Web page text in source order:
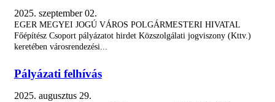
Városunk erejét azok az emberek adják,...
Ajánlatkérés
Eger Megyei Jogú Város Önkormányzata...
Új tájékoztató segíti a...
Eger Megyei Jogú Város Polgármesteri...
2025. szeptember 02.
EGER MEGYEI JOGÚ VÁROS POLGÁRMESTERI HIVATAL
Főépítész Csoport pályázatot hirdet Közszolgálati jogviszony (Kttv.)
keretében városrendezési...
Pályázati felhívás
2025. augusztus 29.